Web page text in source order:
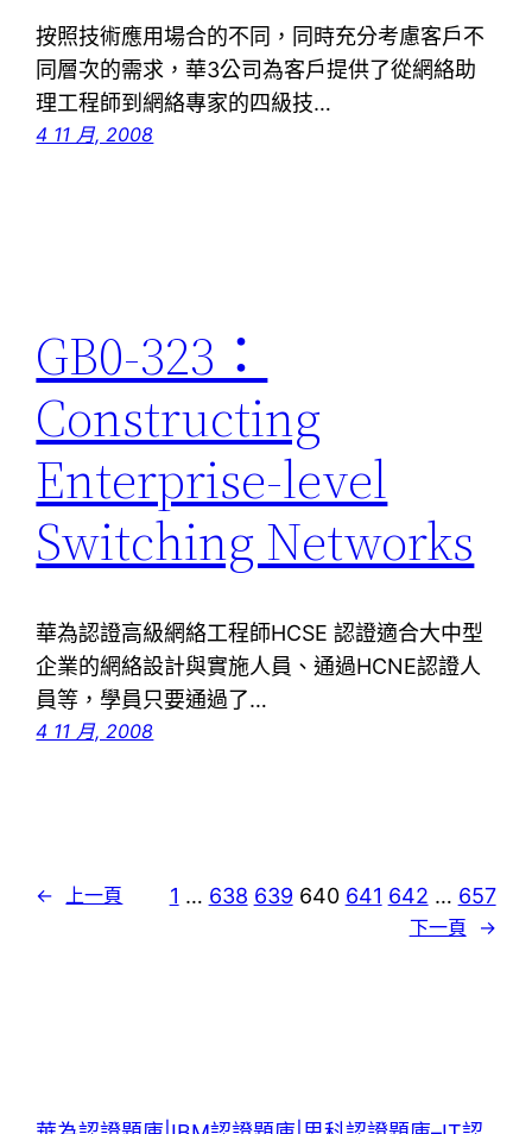
按照技術應用場合的不同，同時充分考慮客戶不
同層次的需求，華3公司為客戶提供了從網絡助
理工程師到網絡專家的四級技…
4 11 月, 2008
GB0-323：
Constructing
Enterprise-level
Switching Networks
華為認證高級網絡工程師HCSE 認證適合大中型
企業的網絡設計與實施人員、通過HCNE認證人
員等，學員只要通過了…
4 11 月, 2008
← 上一頁 1 … 638 639 640 641 642 … 657
下一頁 →